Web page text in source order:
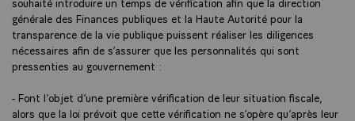
générale des Finances publiques et la Haute Autorité pour la
transparence de la vie publique puissent réaliser les diligences
nécessaires afin de s’assurer que les personnalités qui sont
pressenties au gouvernement :
- Font l’objet d’une première vérification de leur situation fiscale,
alors que la loi prévoit que cette vérification ne s’opère qu’après leur